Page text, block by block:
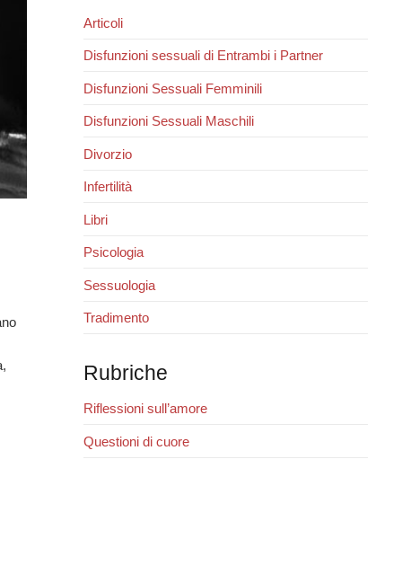
Articoli
Disfunzioni sessuali di Entrambi i Partner
Disfunzioni Sessuali Femminili
Disfunzioni Sessuali Maschili
Divorzio
Infertilità
Libri
Psicologia
Sessuologia
Tradimento
Rubriche
Riflessioni sull’amore
Questioni di cuore